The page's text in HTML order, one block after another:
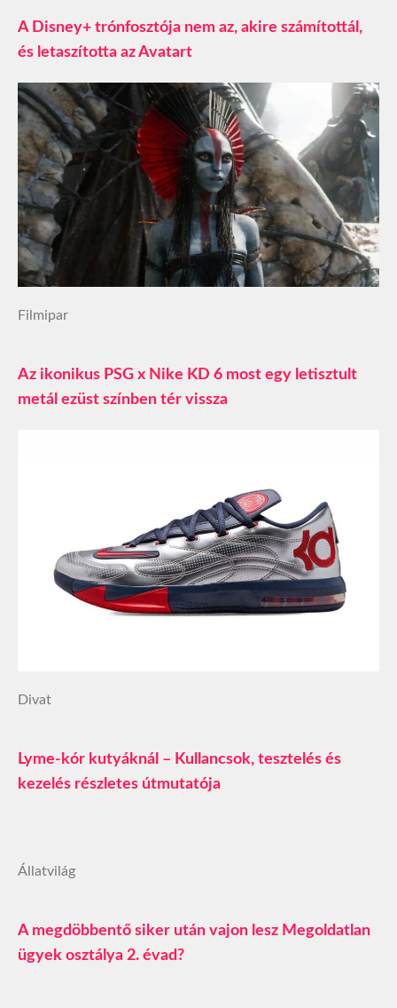
A Disney+ trónfosztója nem az, akire számítottál,
és letaszította az Avatart
Filmipar
Az ikonikus PSG x Nike KD 6 most egy letisztult
metál ezüst színben tér vissza
Divat
Lyme-kór kutyáknál – Kullancsok, tesztelés és
kezelés részletes útmutatója
Állatvilág
A megdöbbentő siker után vajon lesz Megoldatlan
ügyek osztálya 2. évad?